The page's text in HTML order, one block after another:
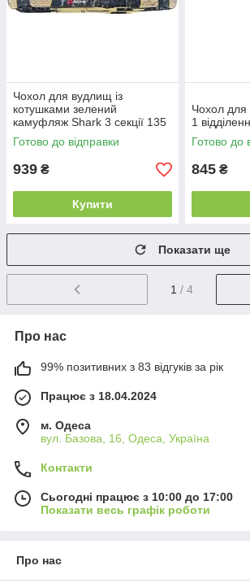
Чохол для вудлищ із
котушками зелений
камуфляж Shark 3 секції 135
см
Готово до відправки
939 ₴
Купити
Чохол для
1
Готово до
845 ₴
Показати ще
1 / 4
Про нас
99% позитивних з 83 відгуків за рік
Працює з 18.04.2024
м. Одеса
вул. Базова, 16, Одеса, Україна
Контакти
Сьогодні працює з 10:00 до 17:00
Показати весь графік роботи
Про нас